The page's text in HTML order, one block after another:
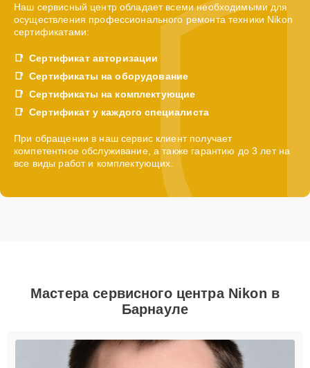
Наш сервисный центр обладает всеми необходимыми для
осуществления профессионального ремонта техники Nikon
сертификатами:
Сертификат авторизации
Сертификаты на оборудование
Сертификаты на комплектующие
Сертификат у каждого специалиста
При обращении в наш сервис клиент получает
компетентное обслуживание, а также гарантию до 3 лет на
все виды работ и комплектующих.
Мастера сервисного центра Nikon в
Барнауле